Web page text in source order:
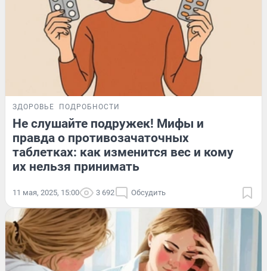
ЗДОРОВЬЕ ПОДРОБНОСТИ
Не слушайте подружек! Мифы и
правда о противозачаточных
таблетках: как изменится вес и кому
их нельзя принимать
11 мая, 2025, 15:00 3 692 Обсудить